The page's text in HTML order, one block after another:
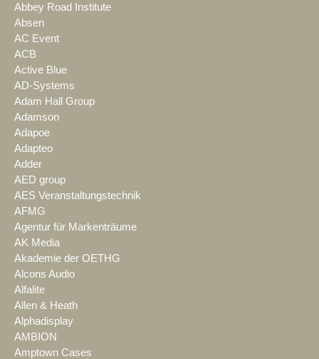
Abbey Road Institute
Absen
AC Event
ACB
Active Blue
AD-Systems
Adam Hall Group
Adamson
Adapoe
Adapteo
Adder
AED group
AES Veranstaltungstechnik
AFMG
Agentur für Markenträume
AK Media
Akademie der OETHG
Alcons Audio
Alfalite
Allen & Heath
Alphadisplay
AMBION
Amptown Cases